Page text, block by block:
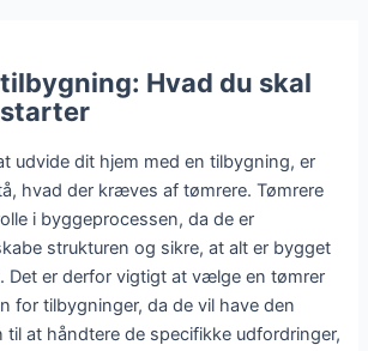
Hvad du skal
udvide dit hjem med en tilbygning, er
hvad der kræves af tømrere. Tømrere
i byggeprocessen, da de er
strukturen og sikre, at alt er bygget
Det er derfor vigtigt at vælge en tømrer
for tilbygninger, da de vil have den
til at håndtere de specifikke udfordringer,